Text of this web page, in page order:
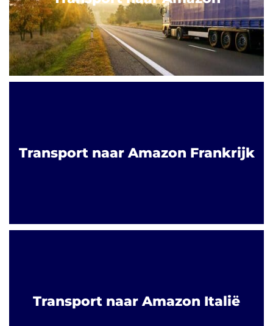
Transport naar Amazon Frankrijk
Transport naar Amazon Italië